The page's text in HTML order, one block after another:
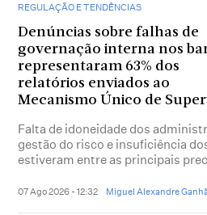
REGULAÇÃO E TENDÊNCIAS
Denúncias sobre falhas de
governação interna nos
representaram 63% dos
relatórios enviados ao
Mecanismo Único de
Falta de idoneidade dos
gestão do risco e insuficiência
estiveram entre as principais
07 Ago 2026 - 12:32 Miguel Alexandre